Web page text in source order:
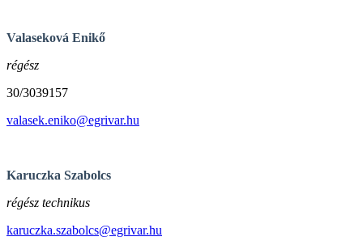
Valaseková Enikő
régész
30/3039157
valasek.eniko@egrivar.hu
Karuczka Szabolcs
régész technikus
karuczka.szabolcs@egrivar.hu